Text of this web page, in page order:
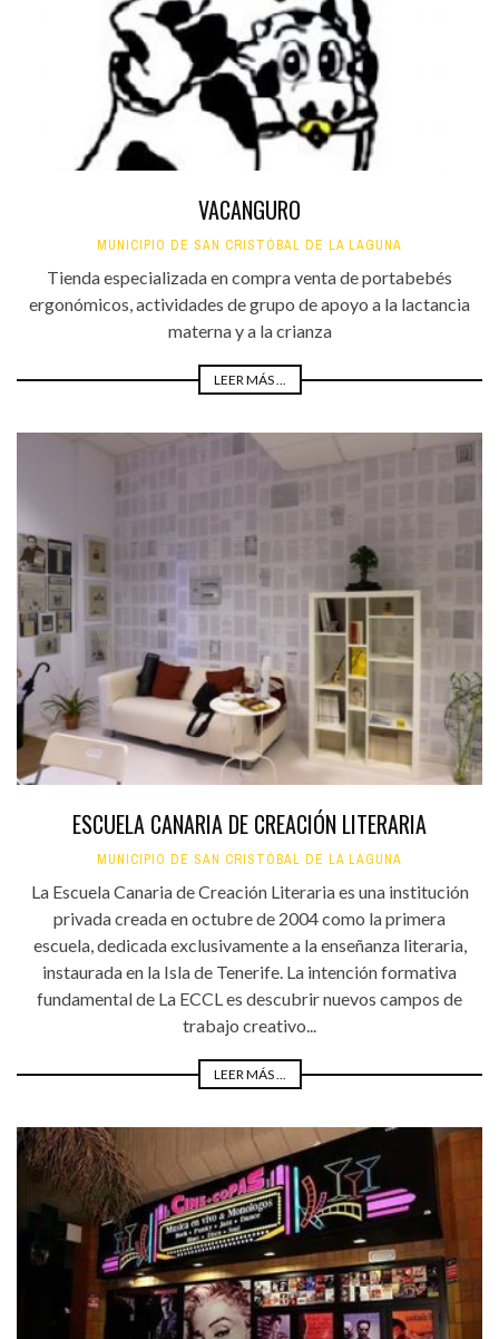
VACANGURO
MUNICIPIO DE SAN CRISTÓBAL DE LA LAGUNA
Tienda especializada en compra venta de portabebés
ergonómicos, actividades de grupo de apoyo a la lactancia
materna y a la crianza
LEER MÁS ...
ESCUELA CANARIA DE CREACIÓN LITERARIA
MUNICIPIO DE SAN CRISTÓBAL DE LA LAGUNA
La Escuela Canaria de Creación Literaria es una institución
privada creada en octubre de 2004 como la primera
escuela, dedicada exclusivamente a la enseñanza literaria,
instaurada en la Isla de Tenerife. La intención formativa
fundamental de La ECCL es descubrir nuevos campos de
trabajo creativo...
LEER MÁS ...